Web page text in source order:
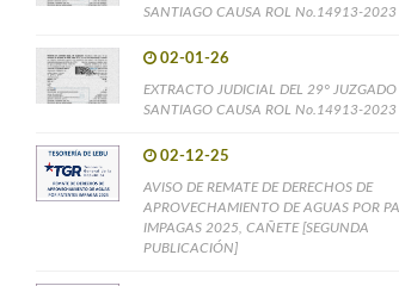
SANTIAGO CAUSA ROL No.14913-2023
02-01-26
EXTRACTO JUDICIAL DEL 29°
SANTIAGO CAUSA ROL No.14913-2023
02-12-25
AVISO DE REMATE DE DERECHOS DE
APROVECHAMIENTO DE AGUAS POR
IMPAGAS 2025, CAÑETE [SEGUNDA
PUBLICACIÓN]